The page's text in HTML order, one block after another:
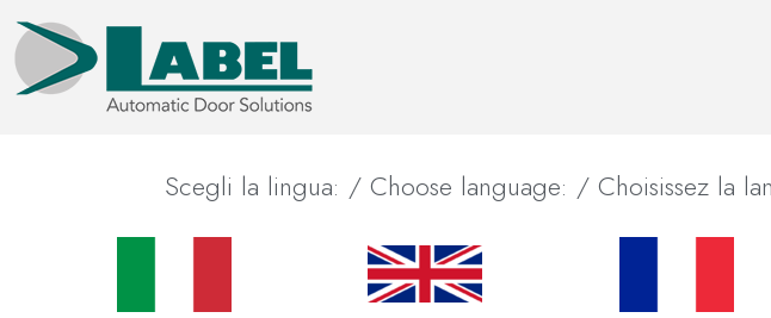
Scegli la lingua: / Choose language: / Choisissez la